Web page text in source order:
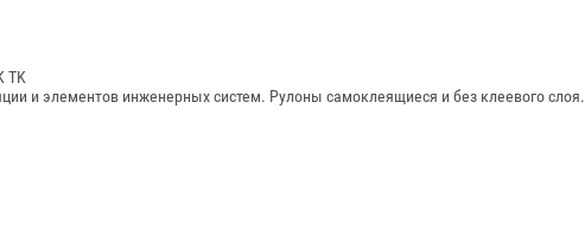
TK
и элементов инженерных систем. Рулоны самоклеящиеся и без клеевого слоя.